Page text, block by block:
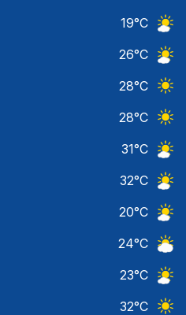
19°C
26°C
28°C
28°C
31°C
32°C
20°C
24°C
23°C
32°C